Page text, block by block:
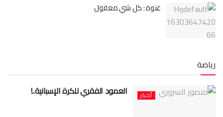
غنوة : كل شي معقول
رياضة
أخبار العمود الفقري للكرة الإسبانية..!